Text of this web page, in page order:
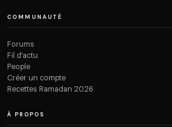
COMMUNAUTÉ
Forums
Fil d’actu
People
Créer un compte
Recettes Ramadan 2026
À PROPOS